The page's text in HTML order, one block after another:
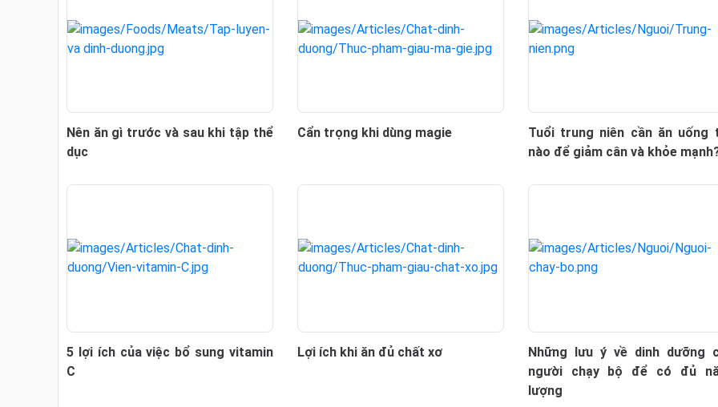
Nên ăn gì trước và sau khi tập thể
dục
Cẩn trọng khi dùng magie
Tuổi trung niên cần ăn uống
nào để giảm cân và khỏe
5 lợi ích của việc bổ sung vitamin
C
Lợi ích khi ăn đủ chất xơ
Những lưu ý về dinh dưỡng
người chạy bộ để có đủ
lượng